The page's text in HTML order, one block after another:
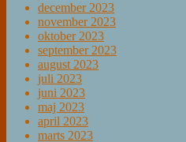
december 2023
november 2023
oktober 2023
september 2023
august 2023
juli 2023
juni 2023
maj 2023
april 2023
marts 2023